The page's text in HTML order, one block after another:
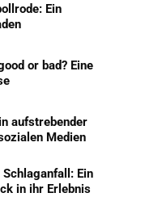
Ein
or bad? Eine
aufstrebender
Medien
Ein
in ihr Erlebnis